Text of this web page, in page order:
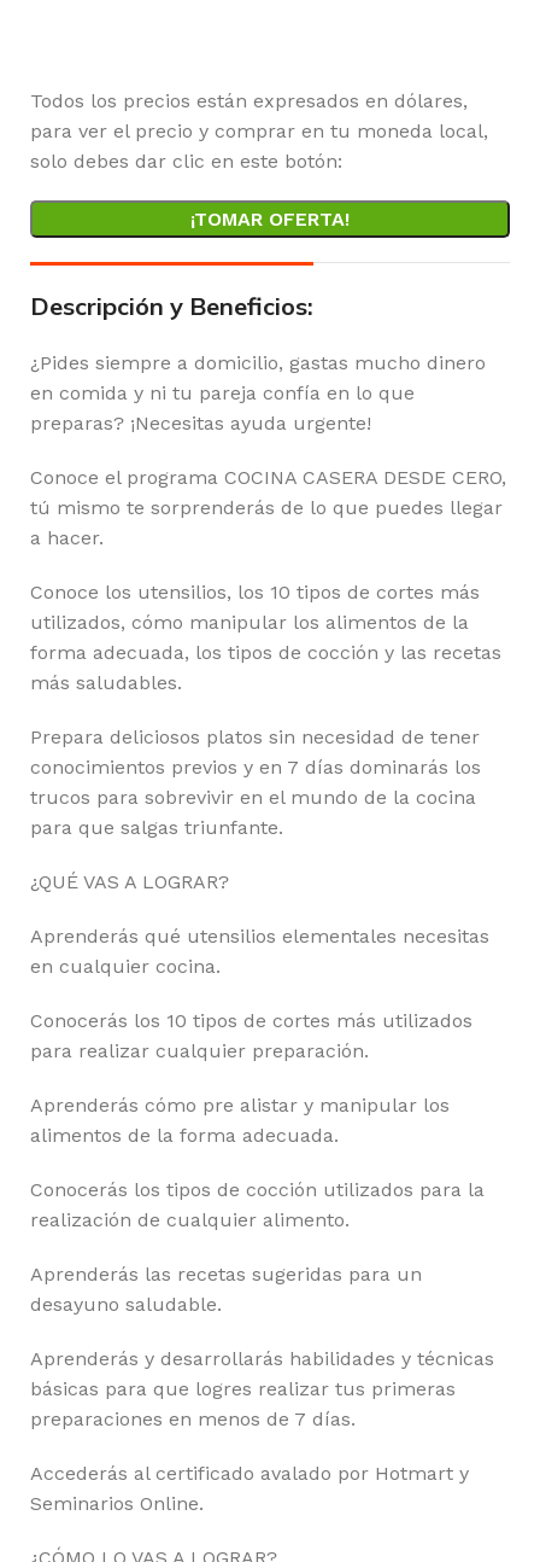
Todos los precios están expresados en dólares,
para ver el precio y comprar en tu moneda local,
solo debes dar clic en este botón:
¡TOMAR OFERTA!
Descripción y Beneficios:
¿Pides siempre a domicilio, gastas mucho dinero
en comida y ni tu pareja confía en lo que
preparas? ¡Necesitas ayuda urgente!
Conoce el programa COCINA CASERA DESDE CERO,
tú mismo te sorprenderás de lo que puedes llegar
a hacer.
Conoce los utensilios, los 10 tipos de cortes más
utilizados, cómo manipular los alimentos de la
forma adecuada, los tipos de cocción y las recetas
más saludables.
Prepara deliciosos platos sin necesidad de tener
conocimientos previos y en 7 días dominarás los
trucos para sobrevivir en el mundo de la cocina
para que salgas triunfante.
¿QUÉ VAS A LOGRAR?
Aprenderás qué utensilios elementales necesitas
en cualquier cocina.
Conocerás los 10 tipos de cortes más utilizados
para realizar cualquier preparación.
Aprenderás cómo pre alistar y manipular los
alimentos de la forma adecuada.
Conocerás los tipos de cocción utilizados para la
realización de cualquier alimento.
Aprenderás las recetas sugeridas para un
desayuno saludable.
Aprenderás y desarrollarás habilidades y técnicas
básicas para que logres realizar tus primeras
preparaciones en menos de 7 días.
Accederás al certificado avalado por Hotmart y
Seminarios Online.